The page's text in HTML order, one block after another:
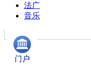
法广
音乐